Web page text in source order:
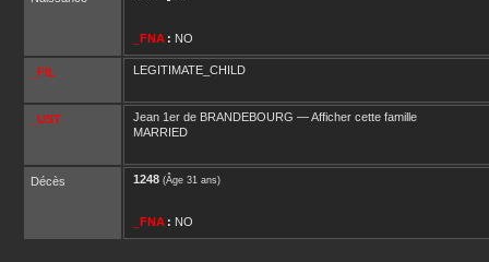
_FNA : NO
_FIL LEGITIMATE_CHILD
_UST Jean 1er de BRANDEBOURG —Afficher cette famille
MARRIED
Décès 1248 (Âge 31 ans)
_FNA : NO